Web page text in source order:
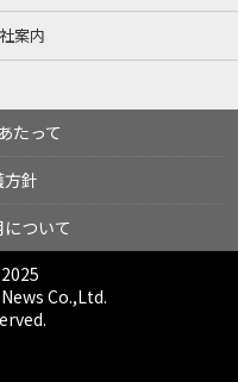
案内
たって
針
ついて
Co.,Ltd.